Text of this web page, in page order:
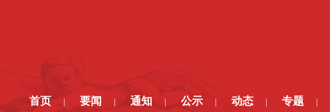
首页 要闻 通知 公示 动态 专题